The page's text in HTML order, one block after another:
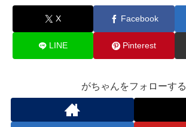
X Facebook
LINE Pinterest
がちゃんをフォローする